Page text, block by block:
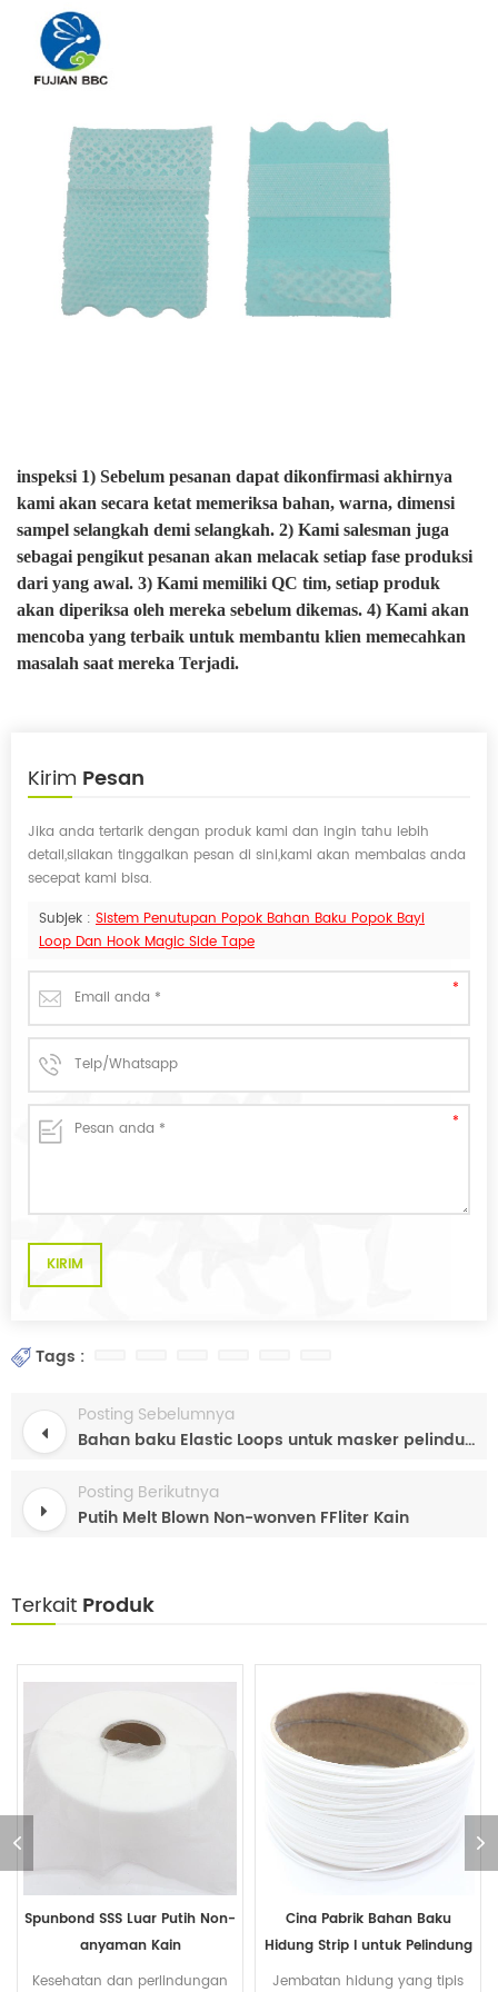
inspeksi 1) Sebelum pesanan dapat dikonfirmasi akhirnya
kami akan secara ketat memeriksa bahan, warna, dimensi
sampel selangkah demi selangkah. 2) Kami salesman juga
sebagai pengikut pesanan akan melacak setiap fase produksi
dari yang awal. 3) Kami memiliki QC tim, setiap produk
akan diperiksa oleh mereka sebelum dikemas. 4) Kami akan
mencoba yang terbaik untuk membantu klien memecahkan
masalah saat mereka Terjadi.
Kirim Pesan
Jika anda tertarik dengan produk kami dan ingin tahu lebih
detail,silakan tinggalkan pesan di sini,kami akan membalas anda
secepat kami bisa.
Subjek : Sistem Penutupan Popok Bahan Baku Popok Bayi
Loop Dan Hook Magic Side Tape
Tags :
Posting Sebelumnya
Bahan baku Elastic Loops untuk masker pelindung wajah sekali pakai
Posting Berikutnya
Putih Melt Blown Non-wonven FFliter Kain
Terkait Produk
Spunbond SSS Luar Putih Non-
anyaman Kain
Kesehatan dan perlindungan
Cina Pabrik Bahan Baku
Hidung Strip l untuk Pelindung
sekali Pakai Masker Wajah
Jembatan hidung yang tipis